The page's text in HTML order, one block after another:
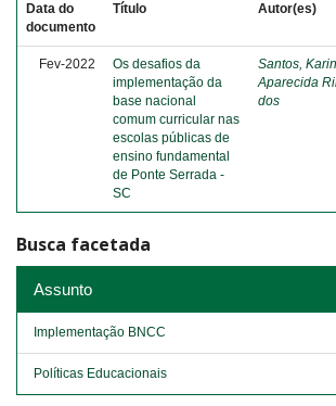
Data do
documento
Título Autor(es)
Fev-2022
Os desafios da
implementação da
base nacional
comum curricular nas
escolas públicas de
ensino fundamental
de Ponte Serrada -
SC
Santos,
Aparecida
dos
Busca facetada
Assunto
Implementação BNCC
Políticas Educacionais